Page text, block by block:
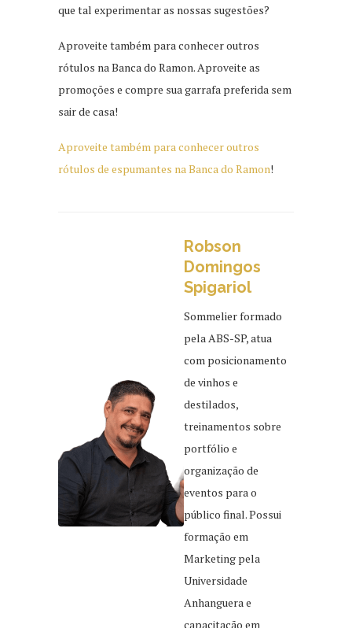
que tal experimentar as nossas sugestões?
Aproveite também para conhecer outros
rótulos na Banca do Ramon. Aproveite as
promoções e compre sua garrafa preferida sem
sair de casa!
Aproveite também para conhecer outros
rótulos de espumantes na Banca do Ramon!
Robson
Domingos
Spigariol
Sommelier formado
pela ABS-SP, atua
com posicionamento
de vinhos e
destilados,
treinamentos sobre
portfólio e
organização de
eventos para o
público final. Possui
formação em
Marketing pela
Universidade
Anhanguera e
capacitação em